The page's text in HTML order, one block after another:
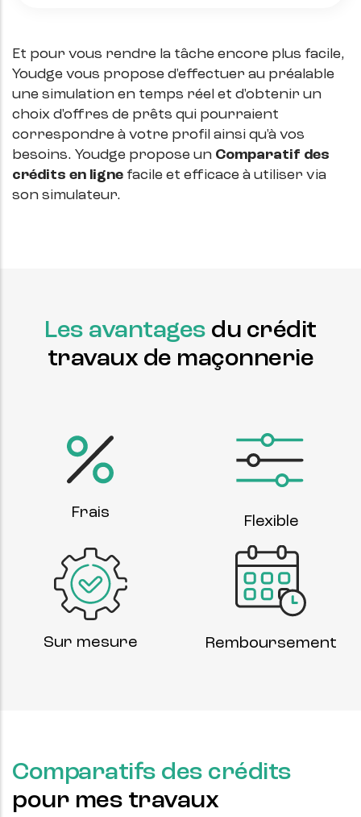
Et pour vous rendre la tâche encore plus facile,
Youdge vous propose d'effectuer au préalable
une simulation en temps réel et d'obtenir un
choix d'offres de prêts qui pourraient
correspondre à votre profil ainsi qu'à vos
besoins. Youdge propose un Comparatif des
crédits en ligne facile et efficace à utiliser via
son simulateur.
Les avantages du crédit
travaux de maçonnerie
Frais
Flexible
Sur mesure Remboursement
Comparatifs des crédits
pour mes travaux